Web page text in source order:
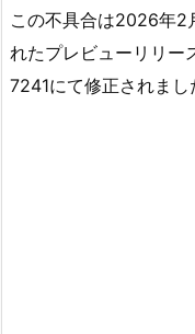
この不具合は2026年
れたプレビューリリー
7241にて修正されまし